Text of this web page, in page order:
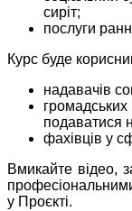
сиріт;
послуги
Курс буде
надавачів
громадських
подаватися
фахівців у
Вмикайте відео,
у Проєкті.